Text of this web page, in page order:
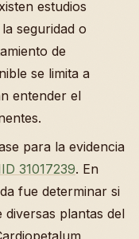
estudios
seguridad o
de
se limita a
entender el
para la evidencia
31017239. En
fue determinar si
diversas plantas del